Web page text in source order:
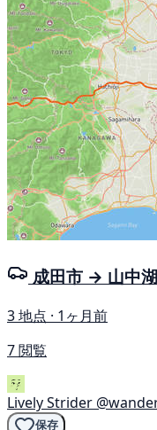
成田市 → 山中湖
3 地点 · 1ヶ月前
7 閲覧
Lively Strider
保存